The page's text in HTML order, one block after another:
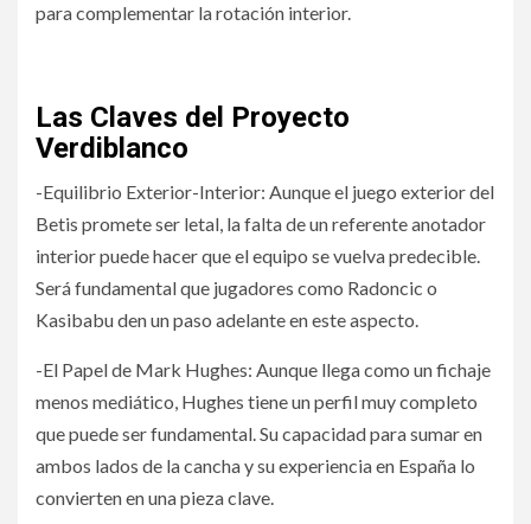
para complementar la rotación interior.
Las Claves del Proyecto
Verdiblanco
-Equilibrio Exterior-Interior: Aunque el juego exterior del
Betis promete ser letal, la falta de un referente anotador
interior puede hacer que el equipo se vuelva predecible.
Será fundamental que jugadores como Radoncic o
Kasibabu den un paso adelante en este aspecto.
-El Papel de Mark Hughes: Aunque llega como un fichaje
menos mediático, Hughes tiene un perfil muy completo
que puede ser fundamental. Su capacidad para sumar en
ambos lados de la cancha y su experiencia en España lo
convierten en una pieza clave.